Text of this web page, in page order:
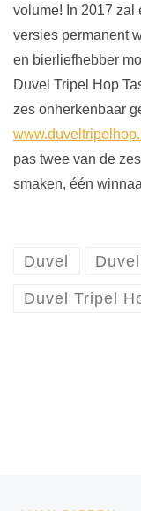
volume! In 2017 zal
versies permanent
en bierliefhebber
Duvel Tripel Hop
zes onherkenbaar
pas twee van de
smaken, één
Duvel
Duvel Tripel